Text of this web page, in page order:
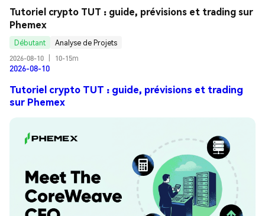
Tutoriel crypto TUT : guide, prévisions et trading sur
Phemex
Débutant
Analyse de Projets
2026-08-10
10-15m
2026-08-10
Tutoriel crypto TUT : guide, prévisions et trading
sur Phemex